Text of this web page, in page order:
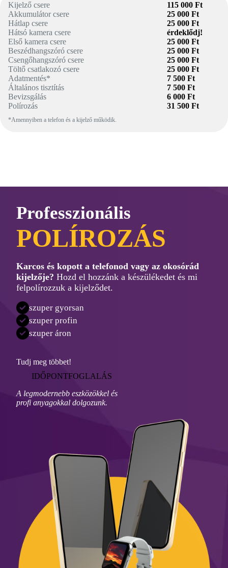
Kijelző csere
Akkumulátor csere
Hátlap csere
Hátsó kamera csere
Első kamera csere
Beszédhangszóró csere
Csengőhangszóró csere
Töltő csatlakozó csere
Adatmentés*
Általános tisztítás
Bevizsgálás
Polírozás
115 000 Ft
25 000 Ft
25 000 Ft
érdeklődj!
25 000 Ft
25 000 Ft
25 000 Ft
25 000 Ft
7 500 Ft
7 500 Ft
6 000 Ft
31 500 Ft
*Amennyiben a telefon és a kijelző működik.
Professzionális
POLÍROZÁS
Karcos és kopott a telefonod vagy az okosórád
kijelzője? Hozd el hozzánk a készülékedet és mi
felpolírozzuk a kijelződet.
szuper gyorsan
szuper profin
szuper áron
Tudj meg többet!
IDŐPONTFOGLALÁS
A legmodernebb eszközökkel és
profi anyagokkal dolgozunk.